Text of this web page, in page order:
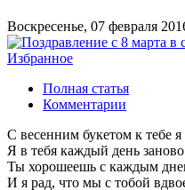
Воскресенье, 07 февраля
Избранное
Полная статья
Комментарии
С весенним букетом к тебе
Я в тебя каждый день
Ты хорошеешь с каждым
И я рад, что мы с тобой